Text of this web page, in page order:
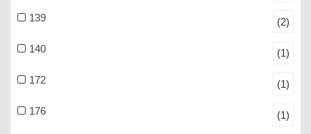
139 (2)
140 (1)
172 (1)
176 (1)